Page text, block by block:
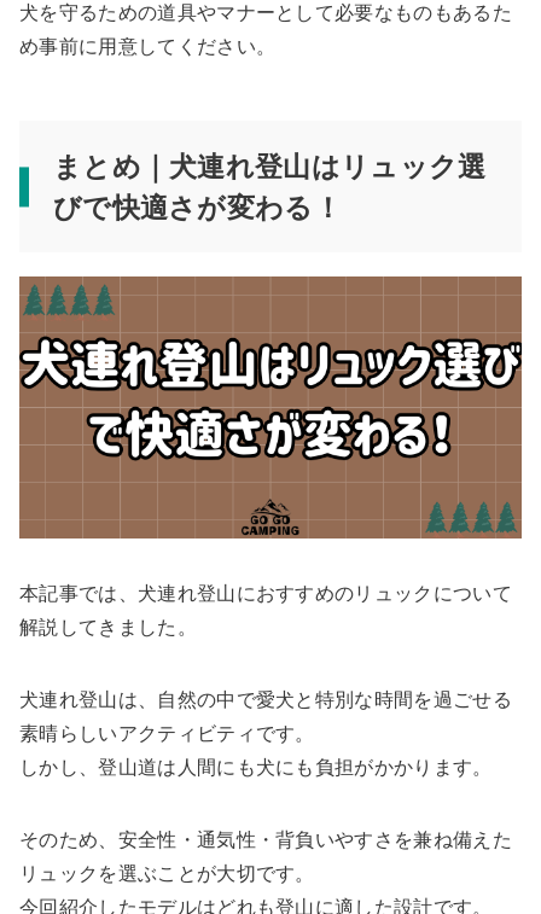
犬を守るための道具やマナーとして必要なものもあるた
め事前に用意してください。
まとめ｜犬連れ登山はリュック選
びで快適さが変わる！
本記事では、犬連れ登山におすすめのリュックについて
解説してきました。
犬連れ登山は、自然の中で愛犬と特別な時間を過ごせる
素晴らしいアクティビティです。
しかし、登山道は人間にも犬にも負担がかかります。
そのため、安全性・通気性・背負いやすさを兼ね備えた
リュックを選ぶことが大切です。
今回紹介したモデルはどれも登山に適した設計です。